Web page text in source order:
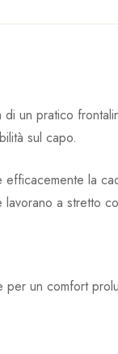
un pratico
sul capo.
la
a stretto
per un comfort